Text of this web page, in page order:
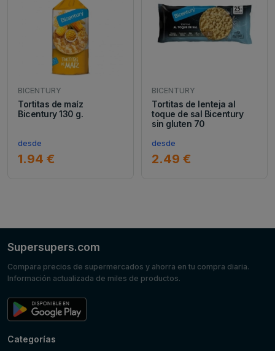
BICENTURY
Tortitas de maíz
Bicentury 130 g.
desde
1.94 €
BICENTURY
Tortitas de lenteja al
toque de sal Bicentury
sin gluten 70
desde
2.49 €
Supersupers.com
Compara precios de supermercados y ahorra en tu compra diaria.
Información actualizada de miles de productos.
Categorías